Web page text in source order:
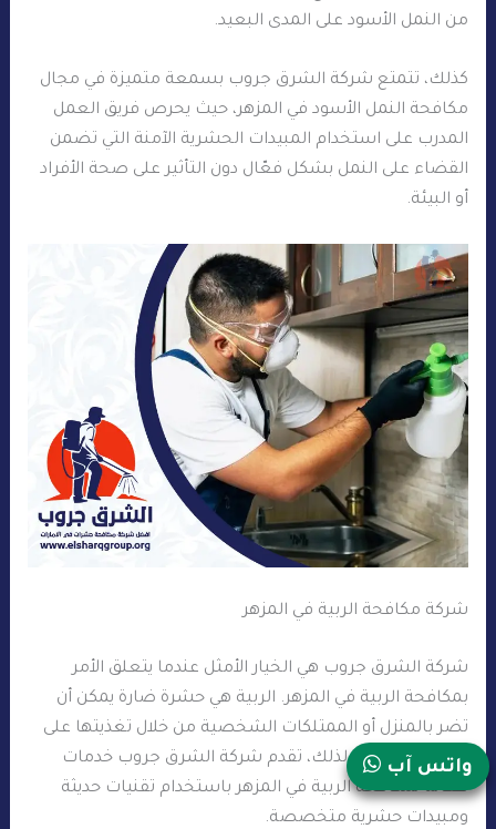
من النمل الأسود على المدى البعيد.
كذلك، تتمتع شركة الشرق جروب بسمعة متميزة في مجال
مكافحة النمل الأسود في المزهر، حيث يحرص فريق العمل
المدرب على استخدام المبيدات الحشرية الآمنة التي تضمن
القضاء على النمل بشكل فعّال دون التأثير على صحة الأفراد
أو البيئة.
شركة مكافحة الربية في المزهر
شركة الشرق جروب هي الخيار الأمثل عندما يتعلق الأمر
بمكافحة الربية في المزهر. الربية هي حشرة ضارة يمكن أن
تضر بالمنزل أو الممتلكات الشخصية من خلال تغذيتها على
الخشب والأثاث. لذلك، تقدم شركة الشرق جروب خدمات
فعّالة لمكافحة الربية في المزهر باستخدام تقنيات حديثة
ومبيدات حشرية متخصصة.
واتس آب